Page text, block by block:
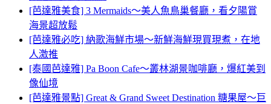
[芭達雅美食] 3 Mermaids～美人魚鳥巢餐廳，看夕陽賞
海景超放鬆
[芭達雅必吃] 納歌海鮮市場～新鮮海鮮現買現煮，在地
人激推
[泰國芭達雅] Pa Boon Cafe～叢林湖景咖啡廳，爆紅美到
像仙境
[芭達雅景點] Great & Grand Sweet Destination 糖果屋～巨